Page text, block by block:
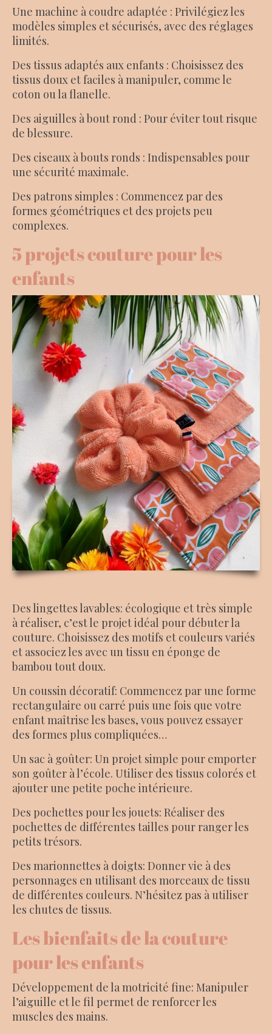
Une machine à coudre adaptée : Privilégiez les
modèles simples et sécurisés, avec des réglages
limités.
Des tissus adaptés aux enfants : Choisissez des
tissus doux et faciles à manipuler, comme le
coton ou la flanelle.
Des aiguilles à bout rond : Pour éviter tout risque
de blessure.
Des ciseaux à bouts ronds : Indispensables pour
une sécurité maximale.
Des patrons simples : Commencez par des
formes géométriques et des projets peu
complexes.
5 projets couture pour les
enfants
Des lingettes lavables: écologique et très simple
à réaliser, c’est le projet idéal pour débuter la
couture. Choisissez des motifs et couleurs variés
et associez les avec un tissu en éponge de
bambou tout doux.
Un coussin décoratif: Commencez par une forme
rectangulaire ou carré puis une fois que votre
enfant maîtrise les bases, vous pouvez essayer
des formes plus compliquées…
Un sac à goûter: Un projet simple pour emporter
son goûter à l’école. Utiliser des tissus colorés et
ajouter une petite poche intérieure.
Des pochettes pour les jouets: Réaliser des
pochettes de différentes tailles pour ranger les
petits trésors.
Des marionnettes à doigts: Donner vie à des
personnages en utilisant des morceaux de tissu
de différentes couleurs. N’hésitez pas à utiliser
les chutes de tissus.
Les bienfaits de la couture
pour les enfants
Développement de la motricité fine: Manipuler
l’aiguille et le fil permet de renforcer les
muscles des mains.